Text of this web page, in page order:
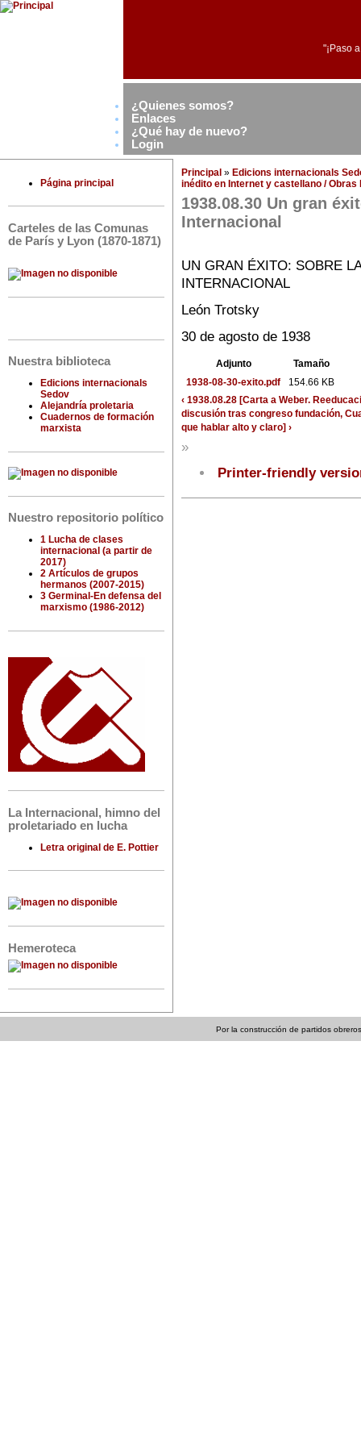
"¡Paso
¿Quienes somos?
Enlaces
¿Qué hay de nuevo?
Login
Página principal
Carteles de las Comunas
de París y Lyon (1870-1871)
Nuestra biblioteca
Edicions internacionals
Sedov
Alejandría proletaria
Cuadernos de formación
marxista
Nuestro repositorio político
1 Lucha de clases
internacional (a partir de
2017)
2 Artículos de grupos
hermanos (2007-2015)
3 Germinal-En defensa del
marxismo (1986-2012)
La Internacional, himno del
proletariado en lucha
Letra original de E. Pottier
Hemeroteca
Principal » Edicions internacionals
inédito en Internet y castellano / Obras
1938.08.30 Un gran
Internacional
UN GRAN ÉXITO: SOBRE
INTERNACIONAL
León Trotsky
30 de agosto de 1938
Adjunto
Tamaño
1938-08-30-exito.pdf
154.66 KB
‹ 1938.08.28 [Carta a Weber.
discusión tras congreso fundación,
que hablar alto y claro] ›
»
Printer-friendly
Por la construcción de partidos